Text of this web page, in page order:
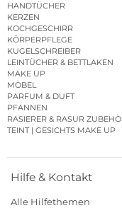
HANDTÜCHER
KERZEN
KOCHGESCHIRR
KÖRPERPFLEGE
KUGELSCHREIBER
LEINTÜCHER & BETTLAKEN
MAKE UP
MÖBEL
PARFUM & DUFT
PFANNEN
RASIERER & RASUR
TEINT | GESICHTS MAKE UP
Hilfe & Kontakt
Alle Hilfethemen